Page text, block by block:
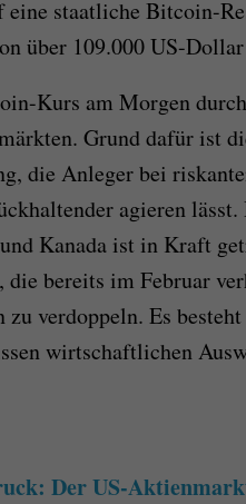
staatliche Bitcoin-
über 109.000 US-
Kurs am Morgen
Grund dafür ist
die Anleger bei
agieren
Kanada ist in Kraft
bereits im Februar
verdoppeln. Es
wirtschaftlichen
Der US-